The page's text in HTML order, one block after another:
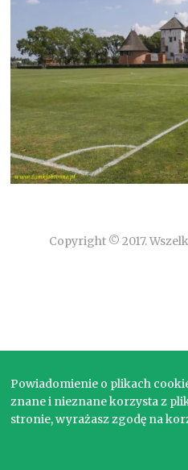
Copyright © 2017.
Powiadomienie o plikach
znane i nieznane korzysta z
stronie, wyrażasz zgodę na